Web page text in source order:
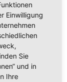
Einwilligung
Sie
und in
Ihre